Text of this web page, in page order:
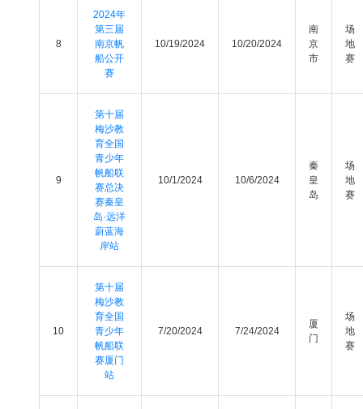
8
2024年
第三届
南京帆
船公开
赛
10/19/2024 10/20/2024
南
京
市
场
地
赛
9
第十届
梅沙教
育全国
青少年
帆船联
赛总决
赛秦皇
岛·远洋
蔚蓝海
岸站
10/1/2024 10/6/2024
秦
皇
岛
场
地
赛
10
第十届
梅沙教
育全国
青少年
帆船联
赛厦门
站
7/20/2024 7/24/2024
厦
门
场
地
赛